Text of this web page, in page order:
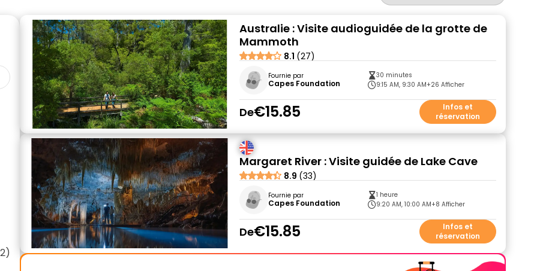
Australie : Visite audioguidée de la grotte de
Mammoth
8.1 (27)
Fournie par
Capes Foundation
30 minutes
9:15 AM, 9:30 AM+26 Afficher
De€15.85
Infos et
réservation
Margaret River : Visite guidée de Lake Cave
8.9 (33)
Fournie par
Capes Foundation
1 heure
9:20 AM, 10:00 AM+8 Afficher
De€15.85
Infos et
réservation